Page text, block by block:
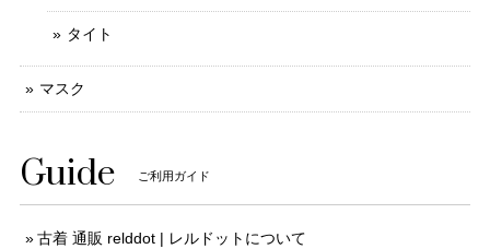
タイト
マスク
Guide ご利用ガイド
古着 通販 relddot | レルドットについて